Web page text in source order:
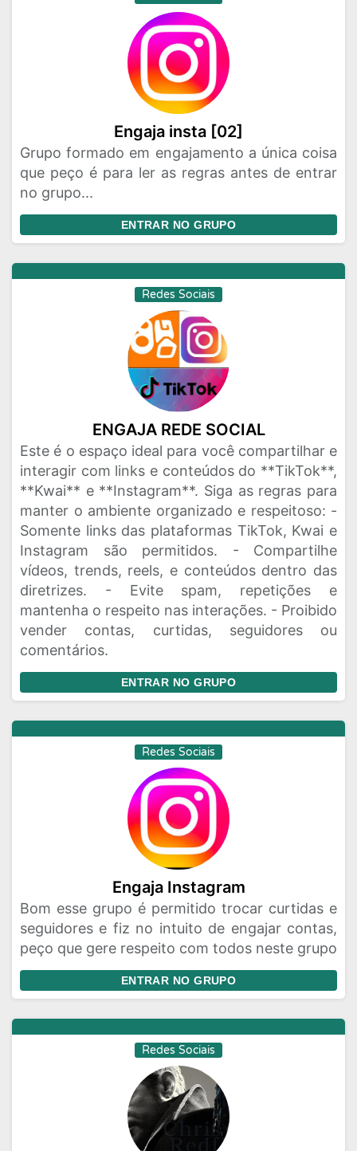
Engaja insta [02]
Grupo formado em engajamento a única coisa
que peço é para ler as regras antes de entrar
no grupo...
ENTRAR NO GRUPO
Redes Sociais
ENGAJA REDE SOCIAL
Este é o espaço ideal para você compartilhar e
interagir com links e conteúdos do **TikTok**,
**Kwai** e **Instagram**. Siga as regras para
manter o ambiente organizado e respeitoso: -
Somente links das plataformas TikTok, Kwai e
Instagram são permitidos. - Compartilhe
vídeos, trends, reels, e conteúdos dentro das
diretrizes. - Evite spam, repetições e
mantenha o respeito nas interações. - Proibido
vender contas, curtidas, seguidores ou
comentários.
ENTRAR NO GRUPO
Redes Sociais
Engaja Instagram
Bom esse grupo é permitido trocar curtidas e
seguidores e fiz no intuito de engajar contas,
peço que gere respeito com todos neste grupo
ENTRAR NO GRUPO
Redes Sociais